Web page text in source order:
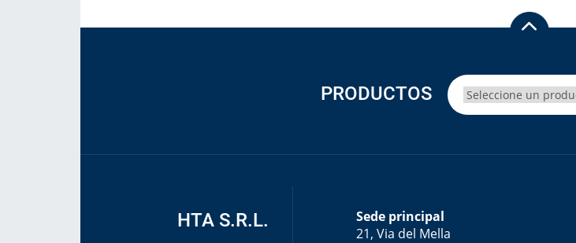
PRODUCTOS
HTA S.R.L.
Sede principal
21, Via del Mella